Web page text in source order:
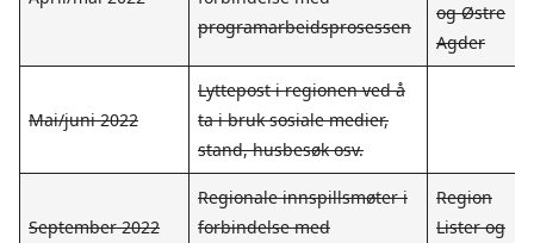
programarbeidsprosessen
og Østre
Agder
Mai/juni 2022
Lyttepost i regionen ved å
ta i bruk sosiale medier,
stand, husbesøk osv.
September 2022
Regionale innspillsmøter i
forbindelse med
Region
Lister og